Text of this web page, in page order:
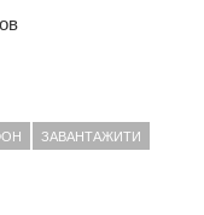
ЗАВАНТАЖИТИ